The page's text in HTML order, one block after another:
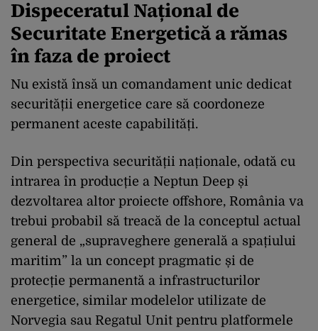
Dispeceratul Național de
Securitate Energetică a rămas
în faza de proiect
Nu există însă un comandament unic dedicat
securității energetice care să coordoneze
permanent aceste capabilități.
Din perspectiva securității naționale, odată cu
intrarea în producție a Neptun Deep și
dezvoltarea altor proiecte offshore, România va
trebui probabil să treacă de la conceptul actual
general de „supraveghere generală a spațiului
maritim” la un concept pragmatic și de
protecție permanentă a infrastructurilor
energetice, similar modelelor utilizate de
Norvegia sau Regatul Unit pentru platformele